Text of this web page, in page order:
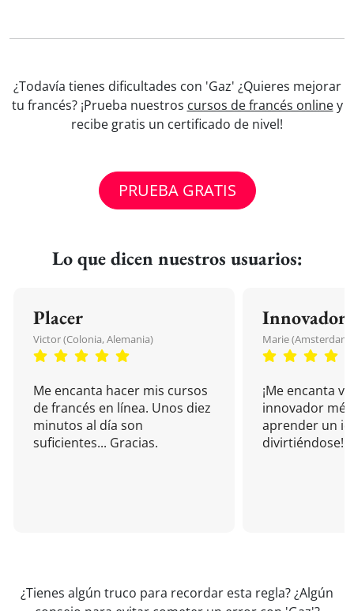
¿Todavía tienes dificultades con 'Gaz' ¿Quieres mejorar
tu francés? ¡Prueba nuestros cursos de francés onliney
recibe gratis un certificado de nivel!
PRUEBA GRATIS
Lo que dicen nuestros usuarios:
Placer
Victor (Colonia, Alemania)
Me encanta hacer mis cursos
de francés en línea. Unos diez
minutos al día son
suficientes... Gracias.
Innovador
Marie (Amsterdam,
¡Me encanta
innovador
aprender un
divirtiéndose!
¿Tienes algún truco para recordar esta regla? ¿Algún